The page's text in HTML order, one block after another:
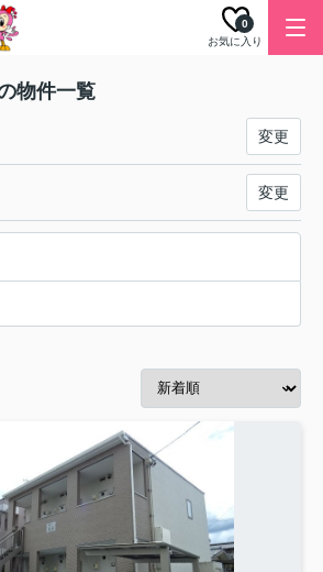
お気に入り
0
物件一覧
変更
変更